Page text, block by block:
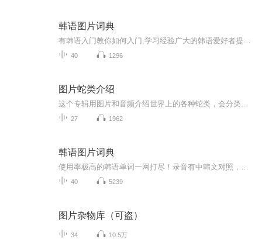
韩语图片词典
40 1296
图片蛇类介绍
27 1962
韩语图片词典
40 5239
图片杂物库（可盗）
34 10.5万